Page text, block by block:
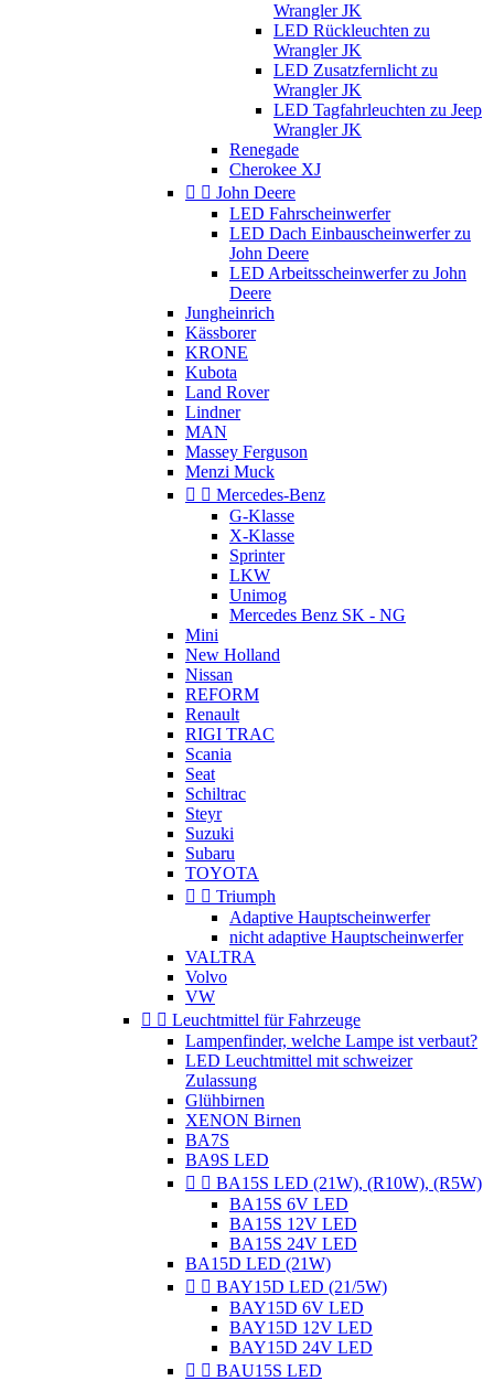
Wrangler JK
LED Rückleuchten zu
Wrangler JK
LED Zusatzfernlicht zu
Wrangler JK
LED Tagfahrleuchten zu Jeep
Wrangler JK
Renegade
Cherokee XJ
  John Deere
LED Fahrscheinwerfer
LED Dach Einbauscheinwerfer zu
John Deere
LED Arbeitsscheinwerfer zu John
Deere
Jungheinrich
Kässborer
KRONE
Kubota
Land Rover
Lindner
MAN
Massey Ferguson
Menzi Muck
  Mercedes-Benz
G-Klasse
X-Klasse
Sprinter
LKW
Unimog
Mercedes Benz SK - NG
Mini
New Holland
Nissan
REFORM
Renault
RIGI TRAC
Scania
Seat
Schiltrac
Steyr
Suzuki
Subaru
TOYOTA
  Triumph
Adaptive Hauptscheinwerfer
nicht adaptive Hauptscheinwerfer
VALTRA
Volvo
VW
  Leuchtmittel für Fahrzeuge
Lampenfinder, welche Lampe ist verbaut?
LED Leuchtmittel mit schweizer
Zulassung
Glühbirnen
XENON Birnen
BA7S
BA9S LED
  BA15S LED (21W), (R10W), (R5W)
BA15S 6V LED
BA15S 12V LED
BA15S 24V LED
BA15D LED (21W)
  BAY15D LED (21/5W)
BAY15D 6V LED
BAY15D 12V LED
BAY15D 24V LED
  BAU15S LED